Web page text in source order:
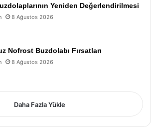
Yeniden Değerlendirilmesi
8 Ağustos 2026
Nofrost Buzdolabı Fırsatları
8 Ağustos 2026
Daha Fazla Yükle